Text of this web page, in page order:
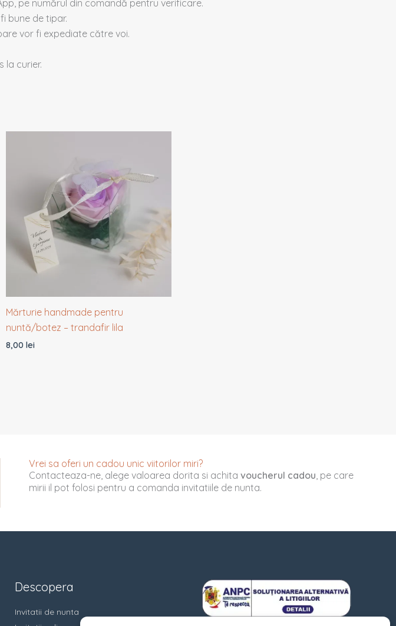
pe numărul din comandă pentru verificare.
bune de tipar.
vor fi expediate către voi.
la curier.
Mărturie handmade pentru
nuntă/botez – trandafir lila
8,00 lei
Vrei sa oferi un cadou unic viitorilor miri?
Contacteaza-ne, alege valoarea dorita si achita voucherul cadou, pe care
mirii il pot folosi pentru a comanda invitatiile de nunta.
Descopera
Invitatii de nunta